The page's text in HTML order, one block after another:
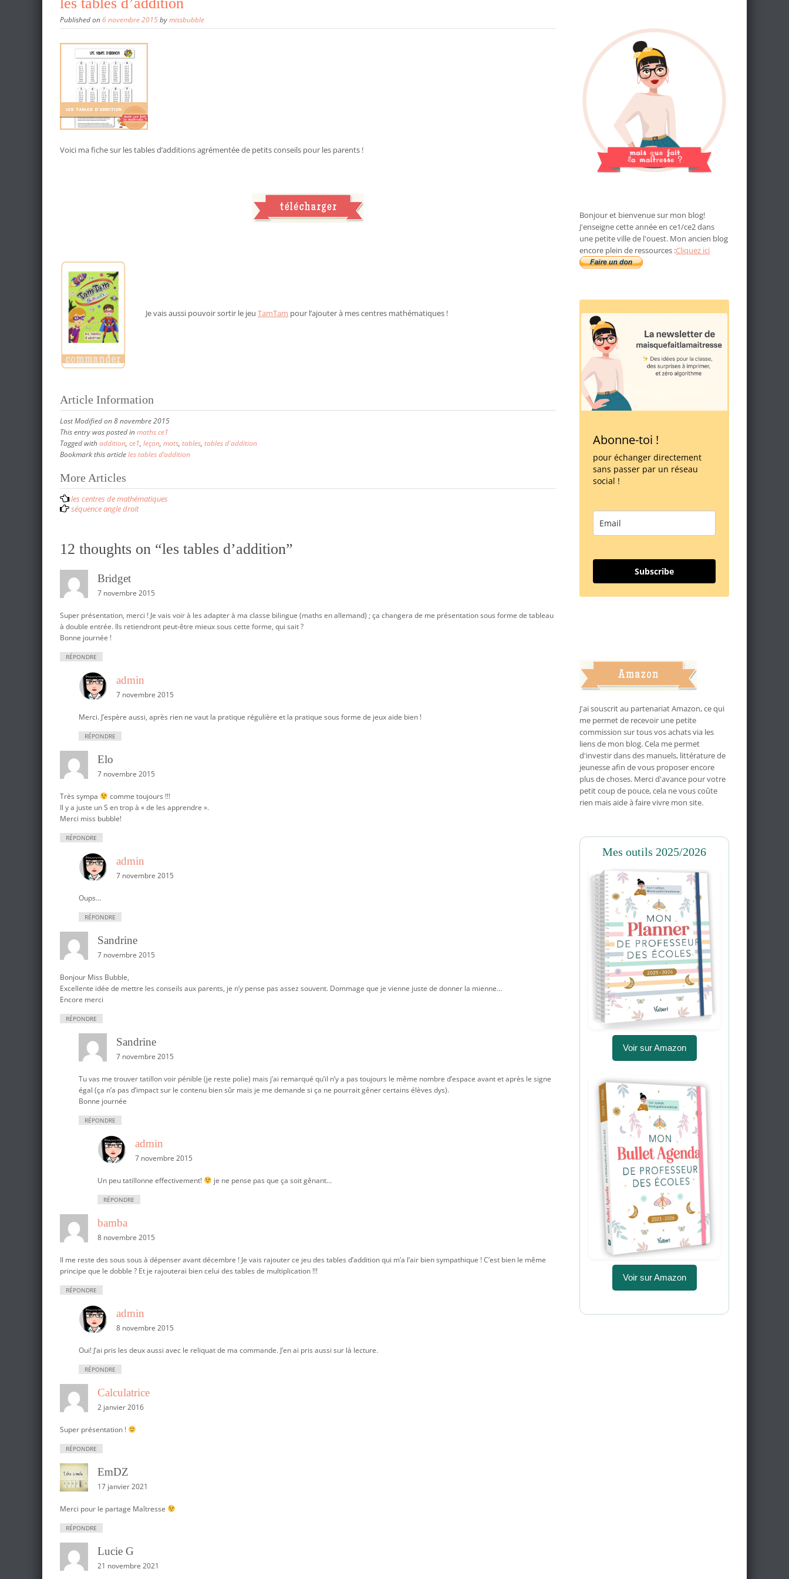
Published on6 novembre 2015bymissbubble
Voici ma fiche sur les tables d’additions agrémentée de petits conseils pour les parents !
Je vais aussi pouvoir sortir le jeu TamTam pour l’ajouter à mes centres mathématiques !
Article Information
Last Modified on 8 novembre 2015
This entry was posted inmaths ce1
Tagged withaddition, ce1, leçon, mats, tables, tables d'addition
Bookmark this articleles tables d’addition
P
o
t
n
a
v
g
a
t
More Articles
les centres de mathématiques
séquence angle droit
12 thoughts on “les tables d’addition”
Bridget
7 novembre 2015
Super présentation, merci ! Je vais voir à les adapter à ma classe bilingue (maths en allemand) ; ça changera de me présentation sous forme de tableau
à double entrée. Ils retiendront peut-être mieux sous cette forme, qui sait ?
Bonne journée !
RÉPONDRE
admin
7 novembre 2015
Merci. J’espère aussi, après rien ne vaut la pratique régulière et la pratique sous forme de jeux aide bien !
RÉPONDRE
Elo
7 novembre 2015
Très sympa
comme toujours !!!
Il y a juste un S en trop à « de les apprendre ».
Merci miss bubble!
RÉPONDRE
admin
7 novembre 2015
Oups…
RÉPONDRE
Sandrine
7 novembre 2015
Bonjour Miss Bubble,
Excellente idée de mettre les conseils aux parents, je n’y pense pas assez souvent. Dommage que je vienne juste de donner la mienne…
Encore merci
RÉPONDRE
Sandrine
7 novembre 2015
Tu vas me trouver tatillon voir pénible (je reste polie) mais j’ai remarqué qu’il n’y a pas toujours le même nombre d’espace avant et après le signe
égal (ça n’a pas d’impact sur le contenu bien sûr mais je me demande si ça ne pourrait gêner certains élèves dys).
Bonne journée
RÉPONDRE
admin
7 novembre 2015
Un peu tatillonne effectivement! je ne pense pas que ça soit gênant…
RÉPONDRE
bamba
8 novembre 2015
Il me reste des sous sous à dépenser avant décembre ! Je vais rajouter ce jeu des tables d’addition qui m’a l’air bien sympathique ! C’est bien le même
principe que le dobble ? Et je rajouterai bien celui des tables de multiplication !!!
RÉPONDRE
admin
8 novembre 2015
Oui! J’ai pris les deux aussi avec le reliquat de ma commande. J’en ai pris aussi sur là lecture.
RÉPONDRE
Calculatrice
2 janvier 2016
Super présentation !
RÉPONDRE
EmDZ
17 janvier 2021
Merci pour le partage Maîtresse
RÉPONDRE
Lucie G
21 novembre 2021
Bonjour et bienvenue sur mon blog!
J'enseigne cette année en ce1/ce2 dans
une petite ville de l'ouest. Mon ancien blog
encore plein de ressources :Cliquez ici
Abonne-toi !
pour échanger directement
sans passer par un réseau
social !
Subscribe
J'ai souscrit au partenariat Amazon, ce qui
me permet de recevoir une petite
commission sur tous vos achats via les
liens de mon blog. Cela me permet
d'investir dans des manuels, littérature de
jeunesse afin de vous proposer encore
plus de choses. Merci d'avance pour votre
petit coup de pouce, cela ne vous coûte
rien mais aide à faire vivre mon site.
Mes outils 2025/2026
Voir sur Amazon
Voir sur Amazon